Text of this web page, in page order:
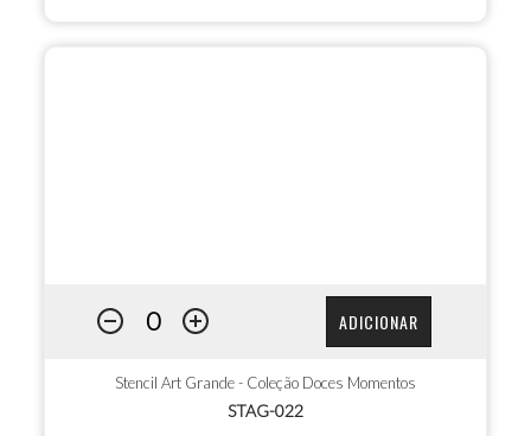
ADICIONAR
Stencil Art Grande - Coleção Doces Momentos
STAG-022